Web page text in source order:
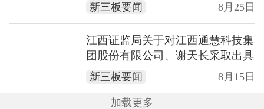
新三板要闻 8月25日
江西证监局关于对江西通慧科技集
团股份有限公司、谢天长采取出具
警示函措施的决定
新三板要闻 8月15日
加载更多